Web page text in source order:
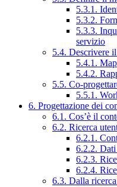
5.3.1.
5.3.2.
5.3.3.
servizio
5.4. Descrivere
5.4.1.
5.4.2.
5.5. Co-
5.5.1.
6. Progettazione dei
6.1. Cos’è il
6.2. Ricerca
6.2.1.
6.2.2.
6.2.3.
6.2.4.
6.3. Dalla